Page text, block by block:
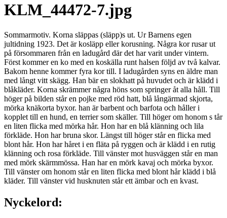
KLM_44472-7.jpg
Sommarmotiv. Korna släppas (släpp)s ut. Ur Barnens egen
jultidning 1923. Det är kosläpp eller korusning. Några kor rusar ut
på försommaren från en ladugård där det har varit under vintern.
Först kommer en ko med en koskälla runt halsen följd av två kalvar.
Bakom henne kommer fyra kor till. I ladugården syns en äldre man
med långt vitt skägg. Han bär en slokhatt på huvudet och är klädd i
blåkläder. Korna skrämmer några höns som springer åt alla håll. Till
höger på bilden står en pojke med röd hatt, blå långärmad skjorta,
mörka knäkorta byxor. han är barbent och barfota och håller i
kopplet till en hund, en terrier som skäller. Till höger om honom s tår
en liten flicka med mörka hår. Hon har en blå klänning och lila
förkläde. Hon har bruna skor. Längst till höger står en flicka med
blont hår. Hon har håret i en fläta på ryggen och är klädd i en rutig
klänning och rosa förkläde. Till vänster mot husväggen står en man
med mörk skärmmössa. Han har en mörk kavaj och mörka byxor.
Till vänster om honom står en liten flicka med blont hår klädd i blå
kläder. Till vänster vid husknuten står ett ämbar och en kvast.
Nyckelord: